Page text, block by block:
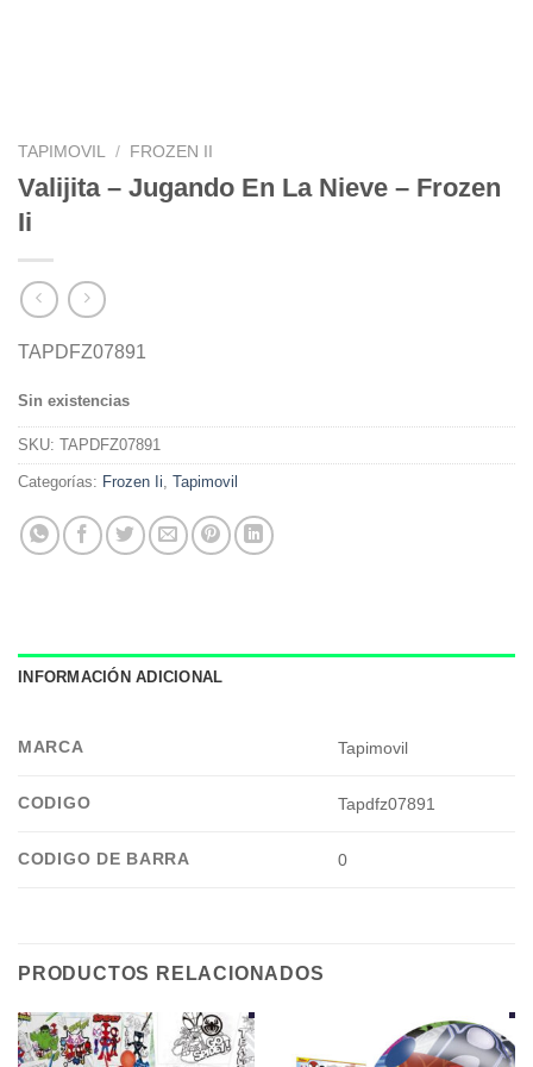
TAPIMOVIL / FROZEN II
Valijita – Jugando En La Nieve – Frozen
Ii
TAPDFZ07891
Sin existencias
SKU: TAPDFZ07891
Categorías: Frozen Ii, Tapimovil
INFORMACIÓN ADICIONAL
MARCA Tapimovil
CODIGO Tapdfz07891
CODIGO DE BARRA 0
PRODUCTOS RELACIONADOS